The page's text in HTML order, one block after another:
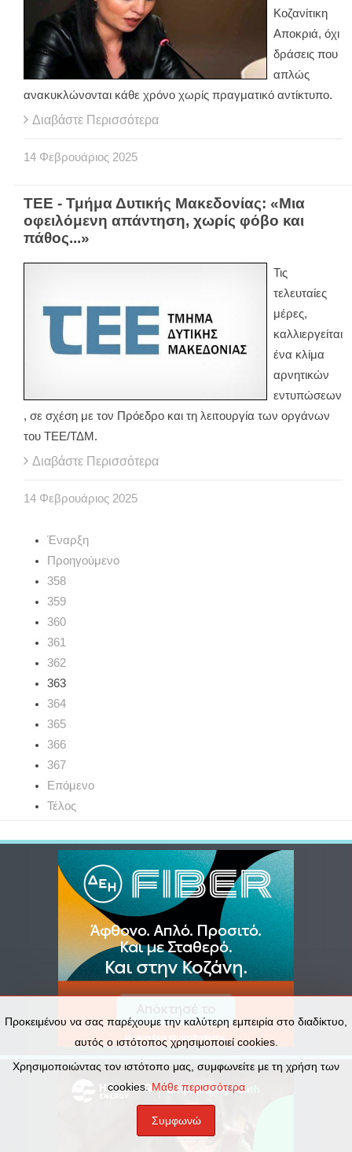
Κοζανίτικη
Αποκριά, όχι
δράσεις που
απλώς
ανακυκλώνονται κάθε χρόνο χωρίς πραγματικό αντίκτυπο.
Διαβάστε Περισσότερα
14 Φεβρουάριος 2025
ΤΕΕ - Τμήμα Δυτικής Μακεδονίας: «Μια
οφειλόμενη απάντηση, χωρίς φόβο και
πάθος...»
Τις
τελευταίες
μέρες,
καλλιεργείται
ένα κλίμα
αρνητικών
εντυπώσεων
, σε σχέση με τον Πρόεδρο και τη λειτουργία των οργάνων
του ΤΕΕ/ΤΔΜ.
Διαβάστε Περισσότερα
14 Φεβρουάριος 2025
Έναρξη
Προηγούμενο
358
359
360
361
362
363
364
365
366
367
Επόμενο
Τέλος
Προκειμένου να σας παρέχουμε την καλύτερη εμπειρία στο διαδίκτυο,
αυτός ο ιστότοπος χρησιμοποιεί cookies.
Χρησιμοποιώντας τον ιστότοπο μας, συμφωνείτε με τη χρήση των
cookies.Μάθε περισσότερα
Συμφωνώ